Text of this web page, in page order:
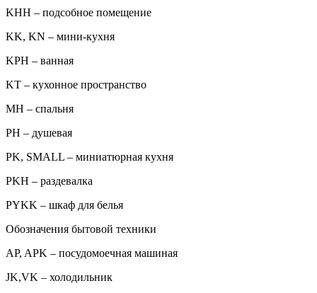
KHH – подсобное помещение
KK, KN – мини-кухня
KPH – ванная
KT – кухонное пространство
MH – спальня
PH – душевая
PK, SMALL – миниатюрная кухня
PKH – раздевалка
PYKK – шкаф для белья
Обозначения бытовой техники
AP, APK – посудомоечная машиная
JK,VK – холодильник